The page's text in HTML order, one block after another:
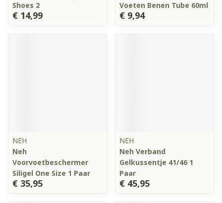
Shoes 2
€ 14,99
Voeten Benen Tube 60ml
€ 9,94
NEH
Neh
Voorvoetbeschermer
Siligel One Size 1 Paar
€ 35,95
NEH
Neh Verband
Gelkussentje 41/46 1
Paar
€ 45,95